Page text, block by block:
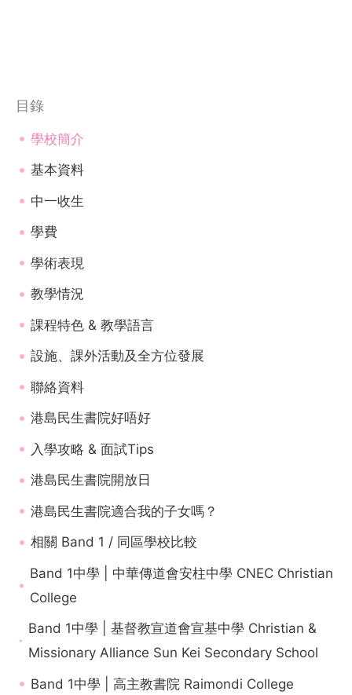
目錄
學校簡介
基本資料
中一收生
學費
學術表現
教學情況
課程特色 & 教學語言
設施、課外活動及全方位發展
聯絡資料
港島民生書院好唔好
入學攻略 & 面試Tips
港島民生書院開放日
港島民生書院適合我的子女嗎？
相關 Band 1 / 同區學校比較
Band 1中學 | 中華傳道會安柱中學 CNEC Christian
College
Band 1中學 | 基督教宣道會宣基中學 Christian &
Missionary Alliance Sun Kei Secondary School
Band 1中學 | 高主教書院 Raimondi College